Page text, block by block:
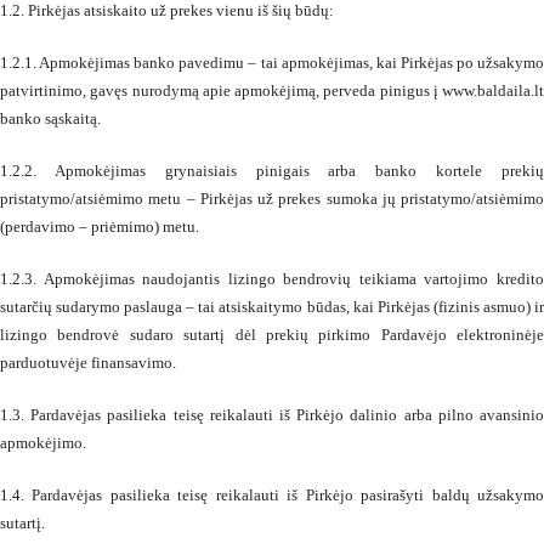
1.2. Pirkėjas atsiskaito už prekes vienu iš šių būdų:
1.2.1. Apmokėjimas banko pavedimu – tai apmokėjimas, kai Pirkėjas po užsakymo
patvirtinimo, gavęs nurodymą apie apmokėjimą, perveda pinigus į www.baldaila.lt
banko sąskaitą.
1.2.2. Apmokėjimas grynaisiais pinigais arba banko kortele prekių
pristatymo/atsiėmimo metu – Pirkėjas už prekes sumoka jų pristatymo/atsiėmimo
(perdavimo – priėmimo) metu.
1.2.3. Apmokėjimas naudojantis lizingo bendrovių teikiama vartojimo kredito
sutarčių sudarymo paslauga – tai atsiskaitymo būdas, kai Pirkėjas (fizinis asmuo) ir
lizingo bendrovė sudaro sutartį dėl prekių pirkimo Pardavėjo elektroninėje
parduotuvėje finansavimo.
1.3. Pardavėjas pasilieka teisę reikalauti iš Pirkėjo dalinio arba pilno avansinio
apmokėjimo.
1.4. Pardavėjas pasilieka teisę reikalauti iš Pirkėjo pasirašyti baldų užsakymo
sutartį.